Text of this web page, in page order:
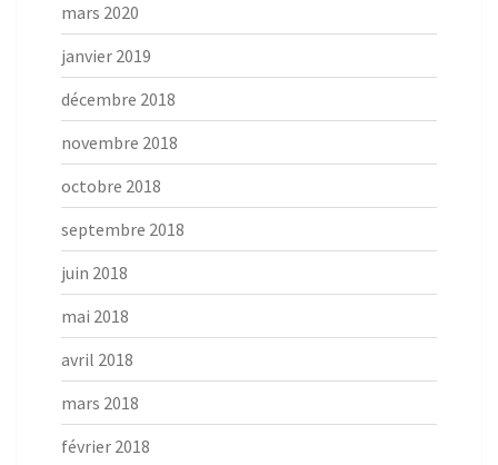
mars 2020
janvier 2019
décembre 2018
novembre 2018
octobre 2018
septembre 2018
juin 2018
mai 2018
avril 2018
mars 2018
février 2018